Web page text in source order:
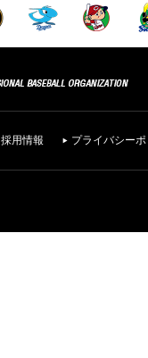
採用情報 プライバシー